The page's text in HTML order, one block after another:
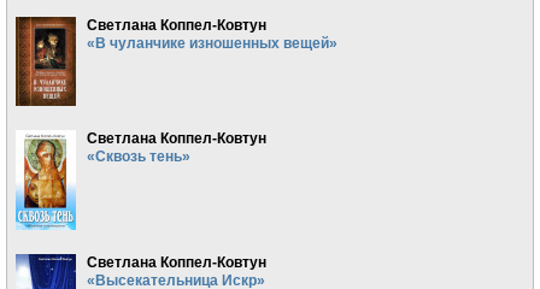
Светлана Коппел-Ковтун
«В чуланчике изношенных вещей»
Светлана Коппел-Ковтун
«Сквозь тень»
Светлана Коппел-Ковтун
«Высекательница Искр»